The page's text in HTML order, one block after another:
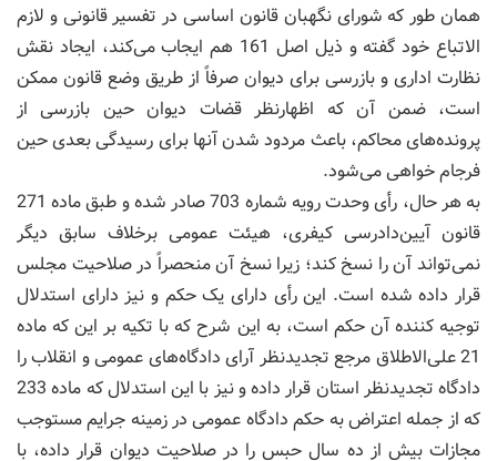
همان طور که شورای نگهبان قانون اساسی در تفسیر قانونی و لازم
الاتباع خود گفته و ذیل اصل 161 هم ایجاب می‌کند، ایجاد نقش
نظارت اداری و بازرسی برای دیوان صرفاً از طریق وضع قانون ممکن
است، ضمن آن که اظهارنظر قضات دیوان حین بازرسی از
پرونده‌های محاکم، باعث مردود شدن آنها برای رسیدگی بعدی حین
فرجام خواهی می‌شود.
به هر حال، رأی وحدت رویه شماره 703 صادر شده و طبق ماده 271
قانون آیین‌دادرسی کیفری، هیئت عمومی برخلاف سابق دیگر
نمی‌تواند آن را نسخ کند؛ زیرا نسخ آن منحصراً در صلاحیت مجلس
قرار داده شده است. این رأی دارای یک حکم و نیز دارای استدلال
توجیه کننده آن حکم است، به این شرح که با تکیه بر این که ماده
21 علی‌الاطلاق مرجع تجدیدنظر آرای دادگاه‌های عمومی و انقلاب را
دادگاه تجدیدنظر استان قرار داده و نیز با این استدلال که ماده 233
که از جمله اعتراض به حکم دادگاه عمومی در زمینه جرایم مستوجب
مجازات بیش از ده سال حبس را در صلاحیت دیوان قرار داده، با